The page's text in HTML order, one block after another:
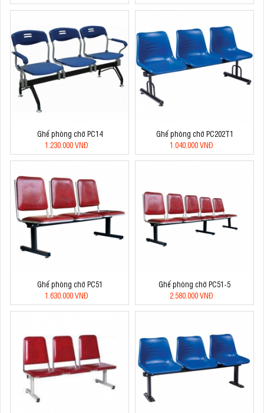
Ghế phòng chờ PC14
1.230.000 VNĐ
Ghế phòng chờ PC202T1
1.040.000 VNĐ
Ghế phòng chờ PC51
1.630.000 VNĐ
Ghế phòng chờ PC51-5
2.580.000 VNĐ